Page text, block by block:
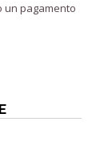
un pagamento